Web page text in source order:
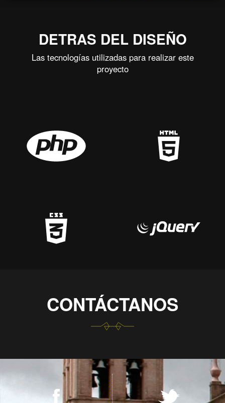
DETRAS DEL DISEÑO
Las tecnologías utilizadas para realizar este
proyecto
CONTÁCTANOS